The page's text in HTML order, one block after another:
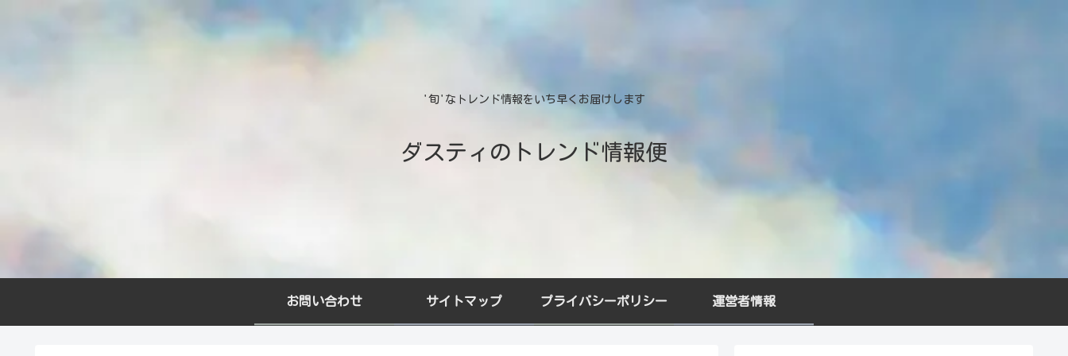
'旬'なトレンド情報をいち早くお届けします
ダスティのトレンド情報便
お問い合わせ サイトマップ プライバシーポリシー 運営者情報